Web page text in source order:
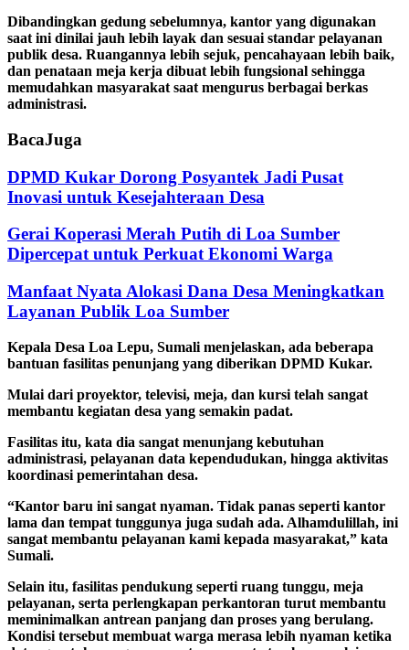
Dibandingkan gedung sebelumnya, kantor yang digunakan
saat ini dinilai jauh lebih layak dan sesuai standar pelayanan
publik desa. Ruangannya lebih sejuk, pencahayaan lebih baik,
dan penataan meja kerja dibuat lebih fungsional sehingga
memudahkan masyarakat saat mengurus berbagai berkas
administrasi.
BacaJuga
DPMD Kukar Dorong Posyantek Jadi Pusat
Inovasi untuk Kesejahteraan Desa
Gerai Koperasi Merah Putih di Loa Sumber
Dipercepat untuk Perkuat Ekonomi Warga
Manfaat Nyata Alokasi Dana Desa Meningkatkan
Layanan Publik Loa Sumber
Kepala Desa Loa Lepu, Sumali menjelaskan, ada beberapa
bantuan fasilitas penunjang yang diberikan DPMD Kukar.
Mulai dari proyektor, televisi, meja, dan kursi telah sangat
membantu kegiatan desa yang semakin padat.
Fasilitas itu, kata dia sangat menunjang kebutuhan
administrasi, pelayanan data kependudukan, hingga aktivitas
koordinasi pemerintahan desa.
“Kantor baru ini sangat nyaman. Tidak panas seperti kantor
lama dan tempat tunggunya juga sudah ada. Alhamdulillah, ini
sangat membantu pelayanan kami kepada masyarakat,” kata
Sumali.
Selain itu, fasilitas pendukung seperti ruang tunggu, meja
pelayanan, serta perlengkapan perkantoran turut membantu
meminimalkan antrean panjang dan proses yang berulang.
Kondisi tersebut membuat warga merasa lebih nyaman ketika